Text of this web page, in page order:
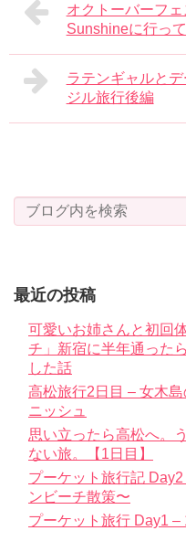
オクトーバーフ
Sunshineに行っ
ラテンギャルと
ジル旅行後編
最近の投稿
可愛いお姉さんと初回
チ」新宿に半年通った
した話
高松旅行2日目 – 女木
ニッシュ
思い立ったら高松へ。
ない旅。【1日目】
プーケット旅行記
ンビーチ散策〜
プーケット旅行 Day1 –